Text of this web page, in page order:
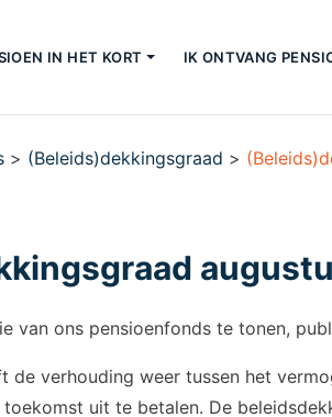
IN HET KORT IK ONTVANG
> (Beleids)dekkingsgraad >
van ons pensioenfonds te tonen,
de verhouding weer tussen het
toekomst uit te betalen. De